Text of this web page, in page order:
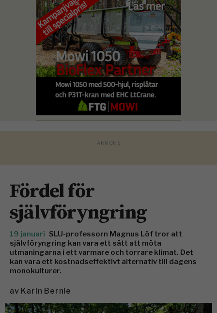
Fördel för
självföryngring
19 januari SLU-professorn Magnus Löf tror att
självföryngring kan vara ett sätt att möta
utmaningarna i ett varmare och torrare klimat. Det
kan vara ett kostnadseffektivt alternativ till dagens
monokulturer.
av Karin Bernle